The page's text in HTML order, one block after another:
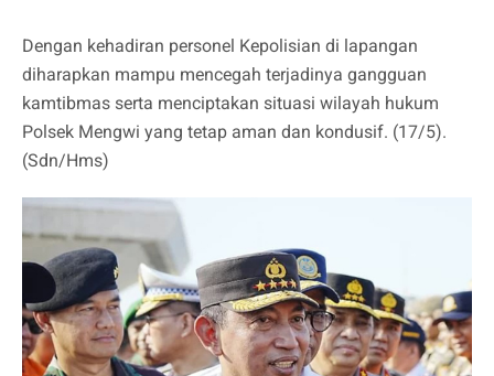
Dengan kehadiran personel Kepolisian di lapangan
diharapkan mampu mencegah terjadinya gangguan
kamtibmas serta menciptakan situasi wilayah hukum
Polsek Mengwi yang tetap aman dan kondusif. (17/5).
(Sdn/Hms)